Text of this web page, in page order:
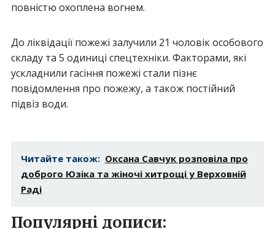
повністю охоплена вогнем.
До ліквідації пожежі залучили 21 чоловік особового
складу та 5 одиниці спецтехніки. Факторами, які
ускладнили гасіння пожежі стали пізнє
повідомлення про пожежу, а також постійний
підвіз води.
Читайте також: Оксана Савчук розповіла про
доброго Юзіка та жіночі хитрощі у Верховній
Раді
Популярні дописи: